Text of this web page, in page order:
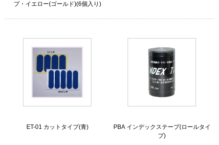
プ・イエロー(ゴールド)(6個入り)
ET-01 カットタイプ(青)
PBA インデックステープ(ロールタイ
プ)